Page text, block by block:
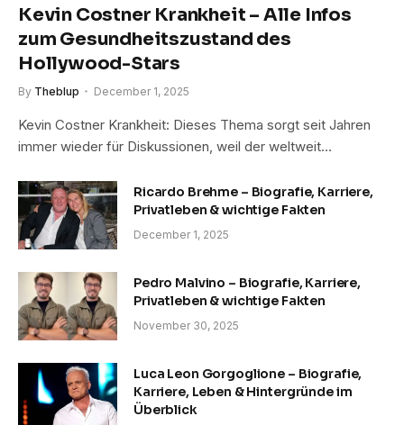
Kevin Costner Krankheit – Alle Infos
zum Gesundheitszustand des
Hollywood-Stars
By Theblup December 1, 2025
Kevin Costner Krankheit: Dieses Thema sorgt seit Jahren
immer wieder für Diskussionen, weil der weltweit…
Ricardo Brehme – Biografie, Karriere,
Privatleben & wichtige Fakten
December 1, 2025
Pedro Malvino – Biografie, Karriere,
Privatleben & wichtige Fakten
November 30, 2025
Luca Leon Gorgoglione – Biografie,
Karriere, Leben & Hintergründe im
Überblick